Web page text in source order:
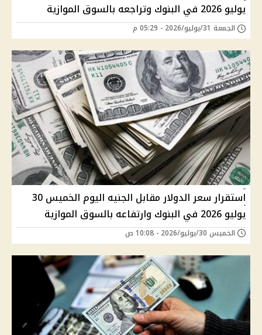
يوليو 2026 في البنوك وتراجعه بالسوق الموازية
الجمعة 31/يوليو/2026 - 05:29 م
استقرار سعر الدولار مقابل الجنيه اليوم الخميس 30
يوليو 2026 في البنوك وارتفاعه بالسوق الموازية
الخميس 30/يوليو/2026 - 10:08 ص